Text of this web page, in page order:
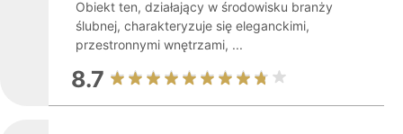
Obiekt ten, działający w środowisku branży
ślubnej, charakteryzuje się eleganckimi,
przestronnymi wnętrzami, ...
8.7